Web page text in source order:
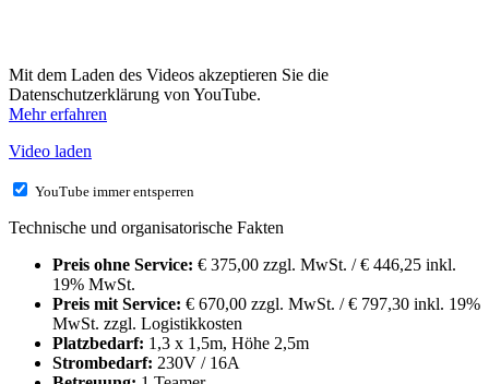
Mit dem Laden des Videos akzeptieren Sie die
Datenschutzerklärung von YouTube.
Mehr erfahren
Video laden
YouTube immer entsperren
Technische und organisatorische Fakten
Preis ohne Service: € 375,00 zzgl. MwSt. / € 446,25 inkl.
19% MwSt.
Preis mit Service: € 670,00 zzgl. MwSt. / € 797,30 inkl. 19%
MwSt. zzgl. Logistikkosten
Platzbedarf: 1,3 x 1,5m, Höhe 2,5m
Strombedarf: 230V / 16A